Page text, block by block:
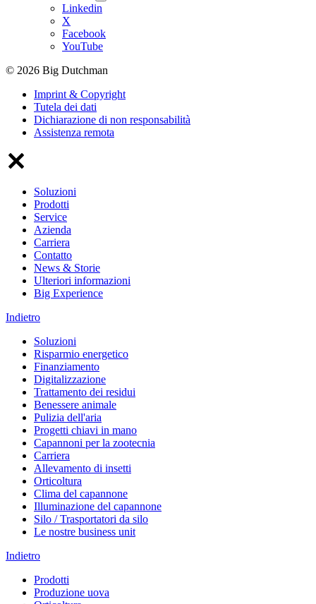
Linkedin
X
Facebook
YouTube
© 2026 Big Dutchman
Imprint & Copyright
Tutela dei dati
Dichiarazione di non responsabilità
Assistenza remota
Soluzioni
Prodotti
Service
Azienda
Carriera
Contatto
News & Storie
Ulteriori informazioni
Big Experience
Indietro
Soluzioni
Risparmio energetico
Finanziamento
Digitalizzazione
Trattamento dei residui
Benessere animale
Pulizia dell'aria
Progetti chiavi in mano
Capannoni per la zootecnia
Carriera
Allevamento di insetti
Orticoltura
Clima del capannone
Illuminazione del capannone
Silo / Trasportatori da silo
Le nostre business unit
Indietro
Prodotti
Produzione uova